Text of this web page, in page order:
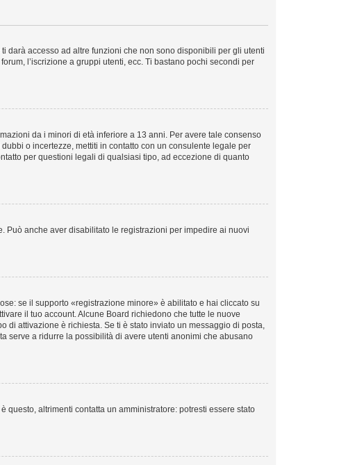
darà accesso ad altre funzioni che non sono disponibili per gli utenti
l’iscrizione a gruppi utenti, ecc. Ti bastano pochi secondi per
da i minori di età inferiore a 13 anni. Per avere tale consenso
o incertezze, mettiti in contatto con un consulente legale per
per questioni legali di qualsiasi tipo, ad eccezione di quanto
Può anche aver disabilitato le registrazioni per impedire ai nuovi
se il supporto «registrazione minore» è abilitato e hai cliccato su
il tuo account. Alcune Board richiedono che tutte le nuove
attivazione è richiesta. Se ti è stato inviato un messaggio di posta,
serve a ridurre la possibilità di avere utenti anonimi che abusano
altrimenti contatta un amministratore: potresti essere stato